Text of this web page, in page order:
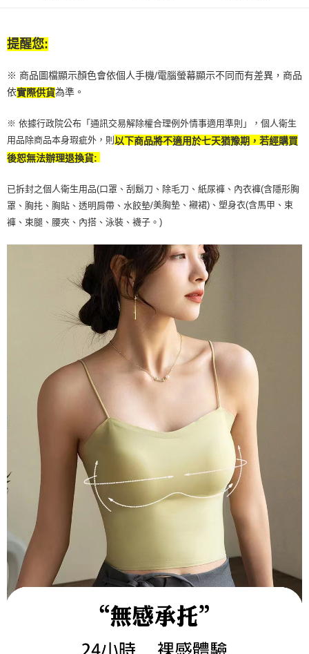
https://aftee.tw/terms/#terms3
３．未成年的使用者請事先徵得法定代理人或監護人之同意方可使用
任。
４．使用「AFTEE先享後付」時，將依據個別帳號之用戶狀況，依本公司即
５．嚴禁一人註冊多個帳號或使用他人資訊註冊。若發現惡意使用之情形，
恩沛科技股份有限公司將有權停止該用戶之使用額度並採取法律行動。
每筆NT$65，滿NT$490(含以上)免運費
每筆NT$100，滿NT$790(含以上)免運費
每筆NT$80，滿NT$290(含以上)免運費
提醒您:
※ 商品圖檔顯示顏色會依個人手機/電腦螢幕顯示不同而有差異，商品
依實際供貨為準。
※ 依據行政院公布「通訊交易解除權合理例外情事適用準則」，個人衛生
用品除商品本身瑕疵外，則 以下商品將不適用於七天猶豫期，若經購買
後恕無法辦理退換貨:
已拆封之個人衛生用品(口罩、刮鬍刀、除毛刀、紙尿褲、內衣褲(含隱形胸
罩、胸扥、胸貼、透明肩帶、水餃墊/美胸墊、襯裙)、塑身衣(含馬甲、束
褲、束腿、腰夾、內搭、泳裝、襪子。)